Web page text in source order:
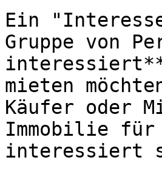
Ein
Gruppe von
interessiert**
mieten
Käufer oder
Immobilie für
interessiert